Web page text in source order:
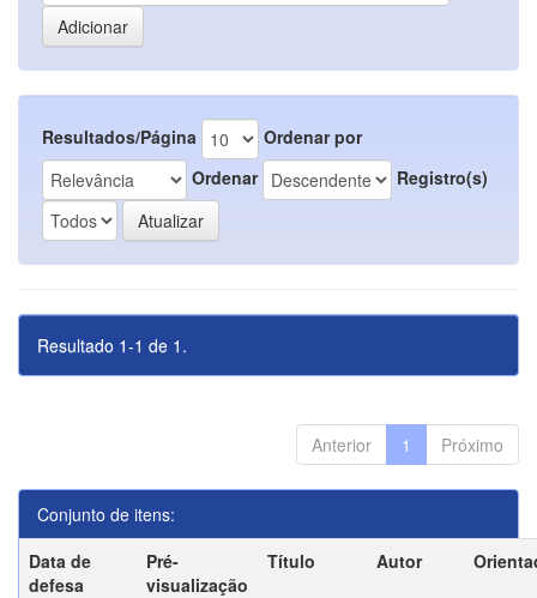
Resultados/Página
Ordenar por
Ordenar
Registro(s)
Resultado 1-1 de 1.
Anterior 1 Próximo
Conjunto de itens:
Data de
defesa
Pré-
visualização
Título Autor